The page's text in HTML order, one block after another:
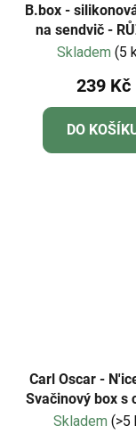
B.box -
na sendvič -
Skladem (5
239 Kč
DO
Carl Oscar -
Svačinový box s
vložkou -
Skladem (>5